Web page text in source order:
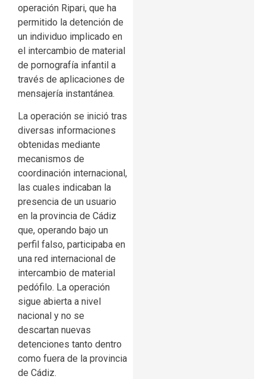
operación Ripari, que ha
permitido la detención de
un individuo implicado en
el intercambio de material
de pornografía infantil a
través de aplicaciones de
mensajería instantánea.
La operación se inició tras
diversas informaciones
obtenidas mediante
mecanismos de
coordinación internacional,
las cuales indicaban la
presencia de un usuario
en la provincia de Cádiz
que, operando bajo un
perfil falso, participaba en
una red internacional de
intercambio de material
pedófilo. La operación
sigue abierta a nivel
nacional y no se
descartan nuevas
detenciones tanto dentro
como fuera de la provincia
de Cádiz.